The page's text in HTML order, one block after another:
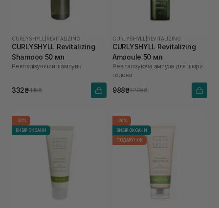
CURLYSHYLL REVITALIZING
CURLYSHYLL Revitalizing
Shampoo 50 мл
Ревіталізуючий шампунь
332₴415₴
CURLYSHYLL REVITALIZING
CURLYSHYLL Revitalizing
Ampoule 50 мл
Ревіталізуюча ампула для шкіри
голови
988₴1 235₴
-20%
ВИБІР ОКСАНИ
-20%
ВИБІР ОКСАНИ
ПОДАРУНОК